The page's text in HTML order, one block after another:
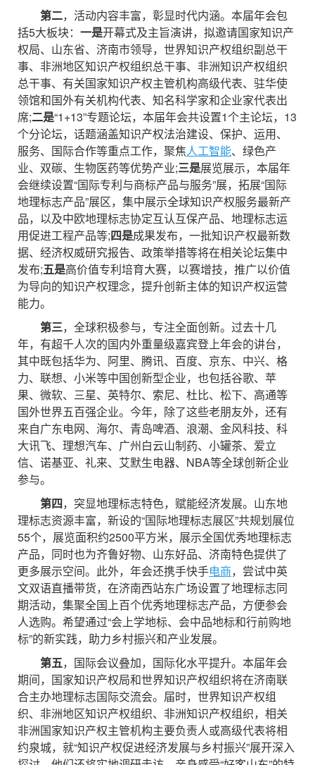
第二，活动内容丰富，彰显时代内涵。本届年会包
括5大板块： 一是开幕式及主旨演讲，拟邀请国家知识产
权局、山东省、济南市领导，世界知识产权组织副总干
事、非洲地区知识产权组织总干事、非洲知识产权组织
总干事、有关国家知识产权主管机构高级代表、驻华使
领馆和国外有关机构代表、知名科学家和企业家代表出
席;二是“1+13”专题论坛，本届年会共设置1个主论坛，13
个分论坛，话题涵盖知识产权法治建设、保护、运用、
服务、国际合作等重点工作，聚焦人工智能、绿色产
业、双碳、生物医药等优势产业;三是展览展示，本届年
会继续设置“国际专利与商标产品与服务”展，拓展“国际
地理标志产品”展区，集中展示全球知识产权服务最新产
品，以及中欧地理标志协定互认互保产品、地理标志运
用促进工程产品等;四是成果发布，一批知识产权最新数
据、经济权威研究报告、政策举措等将在相关论坛集中
发布;五是高价值专利培育大赛，以赛增技，推广以价值
为导向的知识产权理念，提升创新主体的知识产权运营
能力。
第三，全球积极参与，专注全面创新。过去十几
年，有超千人次的国内外重量级嘉宾登上年会的讲台，
其中既包括华为、阿里、腾讯、百度、京东、中兴、格
力、联想、小米等中国创新型企业，也包括谷歌、苹
果、微软、三星、英特尔、索尼、杜比、松下、高通等
国外世界五百强企业。今年，除了这些老朋友外，还有
来自广东电网、海尔、青岛啤酒、浪潮、金风科技、科
大讯飞、理想汽车、广州白云山制药、小罐茶、爱立
信、诺基亚、礼来、艾默生电器、NBA等全球创新企业
参与。
第四，突显地理标志特色，赋能经济发展。山东地
理标志资源丰富，新设的“国际地理标志展区”共规划展位
55个，展览面积约2500平方米，展示全国优秀地理标志
产品，同时也为齐鲁好物、山东好品、济南特色提供了
更多展示空间。此外，年会还携手快手电商，尝试中英
文双语直播带货，在济南西站东广场设置了地理标志同
期活动，集聚全国上百个优秀地理标志产品，方便参会
人选购。希望通过“会上学地标、会中品地标和行前购地
标”的新实践，助力乡村振兴和产业发展。
第五，国际会议叠加，国际化水平提升。本届年会
期间，国家知识产权局和世界知识产权组织将在济南联
合主办地理标志国际交流会。届时，世界知识产权组
织、非洲地区知识产权组织、非洲知识产权组织，相关
非洲国家知识产权主管机构主要负责人或高级代表将相
约泉城，就“知识产权促进经济发展与乡村振兴”展开深入